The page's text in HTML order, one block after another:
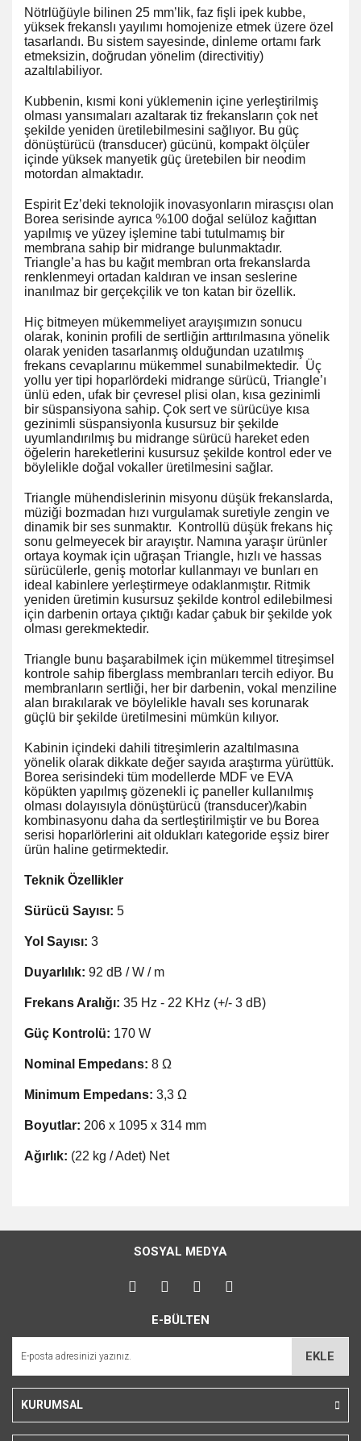
Nötrlüğüyle bilinen 25 mm’lik, faz fişli ipek kubbe,
yüksek frekanslı yayılımı homojenize etmek üzere özel
tasarlandı. Bu sistem sayesinde, dinleme ortamı fark
etmeksizin, doğrudan yönelim (directivitiy)
azaltılabiliyor.
Kubbenin, kısmi koni yüklemenin içine yerleştirilmiş
olması yansımaları azaltarak tiz frekansların çok net
şekilde yeniden üretilebilmesini sağlıyor. Bu güç
dönüştürücü (transducer) gücünü, kompakt ölçüler
içinde yüksek manyetik güç üretebilen bir neodim
motordan almaktadır.
Espirit Ez’deki teknolojik inovasyonların mirasçısı olan
Borea serisinde ayrıca %100 doğal selüloz kağıttan
yapılmış ve yüzey işlemine tabi tutulmamış bir
membrana sahip bir midrange bulunmaktadır.
Triangle’a has bu kağıt membran orta frekanslarda
renklenmeyi ortadan kaldıran ve insan seslerine
inanılmaz bir gerçekçilik ve ton katan bir özellik.
Hiç bitmeyen mükemmeliyet arayışımızın sonucu
olarak, koninin profili de sertliğin arttırılmasına yönelik
olarak yeniden tasarlanmış olduğundan uzatılmış
frekans cevaplarınu mükemmel sunabilmektedir. Üç
yollu yer tipi hoparlördeki midrange sürücü, Triangle’ı
ünlü eden, ufak bir çevresel plisi olan, kısa gezinimli
bir süspansiyona sahip. Çok sert ve sürücüye kısa
gezinimli süspansiyonla kusursuz bir şekilde
uyumlandırılmış bu midrange sürücü hareket eden
öğelerin hareketlerini kusursuz şekilde kontrol eder ve
böylelikle doğal vokaller üretilmesini sağlar.
Triangle mühendislerinin misyonu düşük frekanslarda,
müziği bozmadan hızı vurgulamak suretiyle zengin ve
dinamik bir ses sunmaktır. Kontrollü düşük frekans hiç
sonu gelmeyecek bir arayıştır. Namına yaraşır ürünler
ortaya koymak için uğraşan Triangle, hızlı ve hassas
sürücülerle, geniş motorlar kullanmayı ve bunları en
ideal kabinlere yerleştirmeye odaklanmıştır. Ritmik
yeniden üretimin kusursuz şekilde kontrol edilebilmesi
için darbenin ortaya çıktığı kadar çabuk bir şekilde yok
olması gerekmektedir.
Triangle bunu başarabilmek için mükemmel titreşimsel
kontrole sahip fiberglass membranları tercih ediyor. Bu
membranların sertliği, her bir darbenin, vokal menziline
alan bırakılarak ve böylelikle havalı ses korunarak
güçlü bir şekilde üretilmesini mümkün kılıyor.
Kabinin içindeki dahili titreşimlerin azaltılmasına
yönelik olarak dikkate değer sayıda araştırma yürüttük.
Borea serisindeki tüm modellerde MDF ve EVA
köpükten yapılmış gözenekli iç paneller kullanılmış
olması dolayısıyla dönüştürücü (transducer)/kabin
kombinasyonu daha da sertleştirilmiştir ve bu Borea
serisi hoparlörlerini ait oldukları kategoride eşsiz birer
ürün haline getirmektedir.
Teknik Özellikler
Sürücü Sayısı: 5
Yol Sayısı: 3
Duyarlılık: 92 dB / W / m
Frekans Aralığı: 35 Hz - 22 KHz (+/- 3 dB)
Güç Kontrolü: 170 W
Nominal Empedans: 8 Ω
Minimum Empedans: 3,3 Ω
Boyutlar: 206 x 1095 x 314 mm
Ağırlık: (22 kg / Adet) Net
konularda yetersiz gördüğünüz noktaları öneri formunu
kullanarak tarafımıza iletebilirsiniz.
Görüş ve önerileriniz için teşekkür ederiz.
Ürün açıklamasında eksik bilgiler bulunuyor.
Bu ürüne benzer farklı alternatifler olmalı.
SOSYAL MEDYA
E-BÜLTEN
EKLE
KURUMSAL